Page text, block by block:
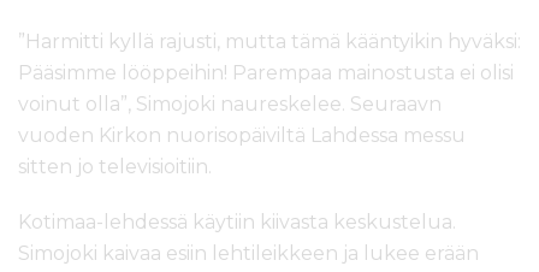
”Harmitti kyllä rajusti, mutta tämä kääntyikin hyväksi:
Pääsimme lööppeihin! Parempaa mainostusta ei olisi
voinut olla”, Simojoki naureskelee. Seuraavn
vuoden Kirkon nuorisopäiviltä Lahdessa messu
sitten jo televisioitiin.
Kotimaa-lehdessä käytiin kiivasta keskustelua.
Simojoki kaivaa esiin lehtileikkeen ja lukee erään